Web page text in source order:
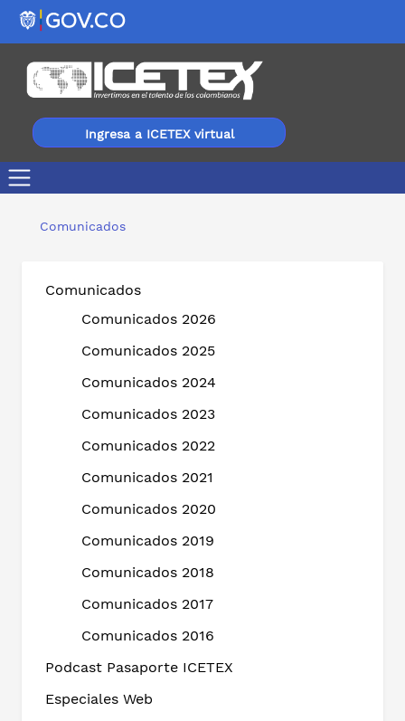
Ingresa a ICETEX virtual
Comunicados
Comunicados
Comunicados 2026
Comunicados 2025
Comunicados 2024
Comunicados 2023
Comunicados 2022
Comunicados 2021
Comunicados 2020
Comunicados 2019
Comunicados 2018
Comunicados 2017
Comunicados 2016
Podcast Pasaporte ICETEX
Especiales Web